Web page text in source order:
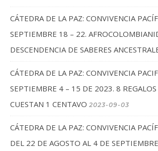
CÁTEDRA DE LA PAZ: CONVIVENCIA
SEPTIEMBRE 18 – 22.
DESCENDENCIA DE SABERES
CÁTEDRA DE LA PAZ: CONVIVENCIA
SEPTIEMBRE 4 – 15 DE 2023. 8
CUESTAN 1 CENTAVO 2023-09-03
CÁTEDRA DE LA PAZ: CONVIVENCIA
DEL 22 DE AGOSTO AL 4 DE